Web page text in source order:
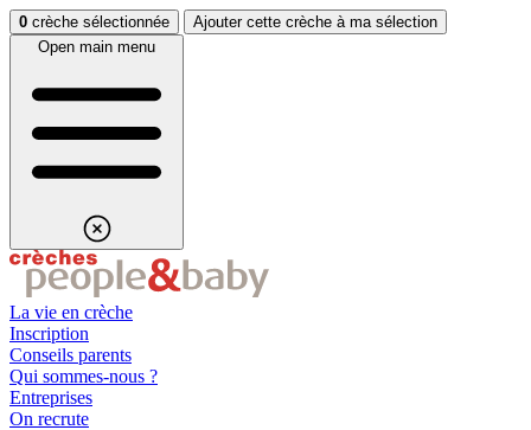
Aller au contenuAller au footer
0 crèche sélectionnée
Ajouter cette crèche à ma sélection
Open main menu
La vie en crèche
Inscription
Conseils parents
Qui sommes-nous ?
Entreprises
On recrute